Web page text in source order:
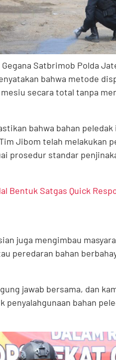
Satbrimob Polda
bahwa metode
secara total tanpa
bahwa bahan
Jibom telah melakukan
prosedur standar
Bentuk Satgas Quick
juga mengimbau
peredaran bahan
jawab bersama, dan
penyalahgunaan bahan